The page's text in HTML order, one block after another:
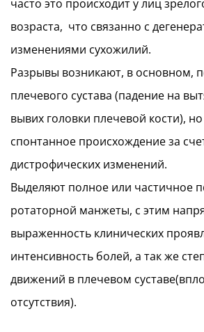
часто это происходит у лиц
возраста, что связанно с
изменениями сухожилий.
Разрывы возникают, в основном,
плечевого сустава (падение на
вывих головки плечевой кости),
спонтанное происхождение за
дистрофических изменений.
Выделяют полное или частичное
ротаторной манжеты, с этим
выраженность клинических
интенсивность болей, а так же
движений в плечевом
отсутствия).